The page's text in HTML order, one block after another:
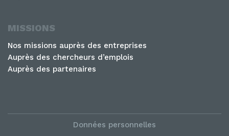
MISSIONS
Nos missions auprès des entreprises
Auprès des chercheurs d’emplois
Auprès des partenaires
Données personnelles